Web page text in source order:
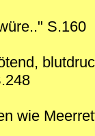
S.160
wie